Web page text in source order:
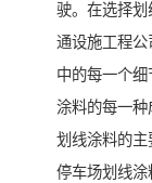
驶。在选择
通设施工程
中的每一个
涂料的每一
划线涂料的主
停车场划线